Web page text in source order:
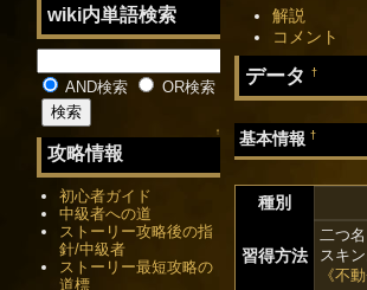
解説
コメント
データ †
基本情報 †
種別
習得方法
二つ名
スキ
《不動
wiki内単語検索
AND検索 OR検索
↑
攻略情報
初心者ガイド
中級者への道
ストーリー攻略後の指
針/中級者
ストーリー最短攻略の
道標